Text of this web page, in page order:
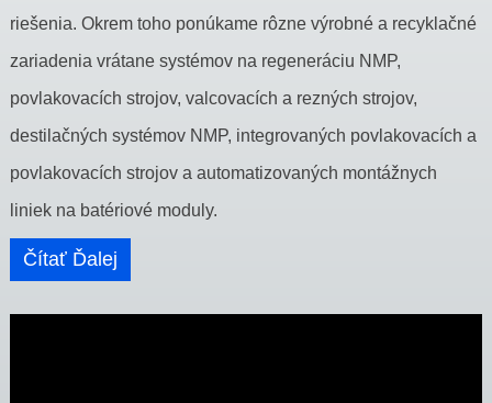
riešenia. Okrem toho ponúkame rôzne výrobné a recyklačné
zariadenia vrátane systémov na regeneráciu NMP,
povlakovacích strojov, valcovacích a rezných strojov,
destilačných systémov NMP, integrovaných povlakovacích a
povlakovacích strojov a automatizovaných montážnych
liniek na batériové moduly.
Čítať Ďalej